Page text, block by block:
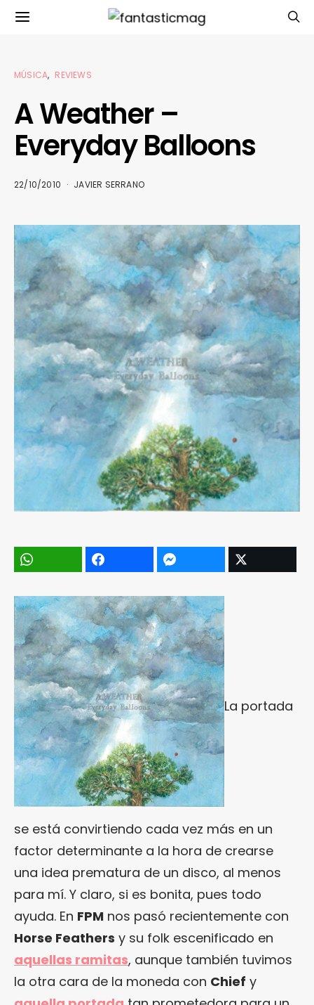
MÚSICA REVIEWS
A Weather –
Everyday Balloons
22/10/2010 JAVIER SERRANO
La portada
se está convirtiendo cada vez más en un
factor determinante a la hora de crearse
una idea prematura de un disco, al menos
para mí. Y claro, si es bonita, pues todo
ayuda. En FPM nos pasó recientemente con
Horse Feathers y su folk escenificado en
aquellas ramitas, aunque también tuvimos
la otra cara de la moneda con Chief y